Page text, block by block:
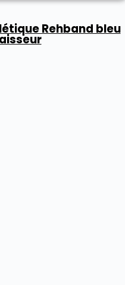
Rehband bleu